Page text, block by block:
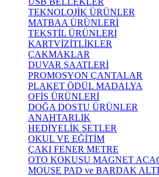
TEKNOLOJİK ÜRÜNLER
MATBAA ÜRÜNLERİ
TEKSTİL ÜRÜNLERİ
KARTVİZİTLİKLER
ÇAKMAKLAR
DUVAR SAATLERİ
PROMOSYON ÇANTALAR
PLAKET ÖDÜL MADALYA
OFİS ÜRÜNLERİ
DOĞA DOSTU ÜRÜNLER
ANAHTARLIK
HEDİYELİK SETLER
OKUL VE EĞİTİM
ÇAKI FENER METRE
OTO KOKUSU MAGNET
MOUSE PAD ve BARDAK